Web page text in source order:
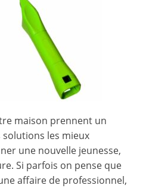
maison prennent un
solutions les mieux
une nouvelle jeunesse,
Si parfois on pense que
affaire de professionnel,